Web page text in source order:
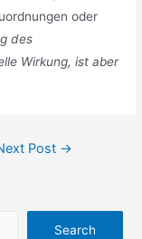
oder
des
Wirkung, ist aber
Post →
Search